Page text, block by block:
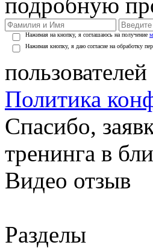
Нажимая на кнопку, я соглашаюсь на получение
Нажимая кнопку, я даю согласие на обработку
Политика
Спасибо,
тренинга в
Видео отзыв
Разделы